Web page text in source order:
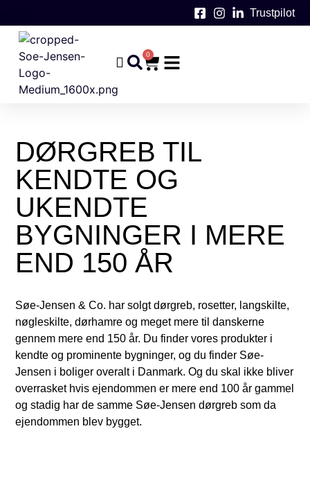
Trustpilot
0
DØRGREB TIL
KENDTE OG
UKENDTE
BYGNINGER I MERE
END 150 ÅR
Søe-Jensen & Co. har solgt dørgreb, rosetter, langskilte,
nøgleskilte, dørhamre og meget mere til danskerne
gennem mere end 150 år. Du finder vores produkter i
kendte og prominente bygninger, og du finder Søe-
Jensen i boliger overalt i Danmark. Og du skal ikke bliver
overrasket hvis ejendommen er mere end 100 år gammel
og stadig har de samme Søe-Jensen dørgreb som da
ejendommen blev bygget.